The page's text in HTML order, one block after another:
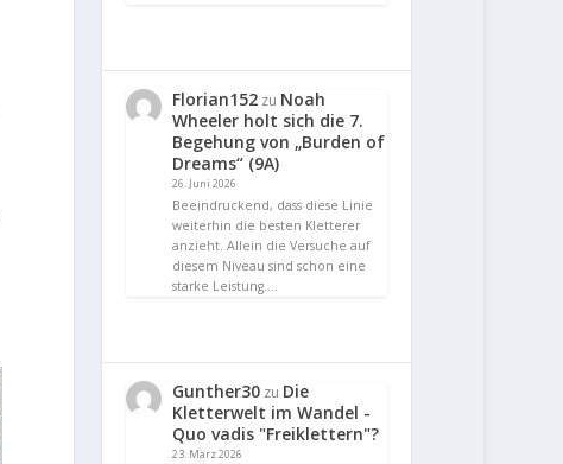
Florian152 zu Noah
Wheeler holt sich die 7.
Begehung von „Burden of
Dreams“ (9A)
26. Juni 2026
Beeindruckend, dass diese Linie
weiterhin die besten Kletterer
anzieht. Allein die Versuche auf
diesem Niveau sind schon eine
starke Leistung.…
Gunther30 zu Die
Kletterwelt im Wandel -
Quo vadis "Freiklettern"?
23. März 2026